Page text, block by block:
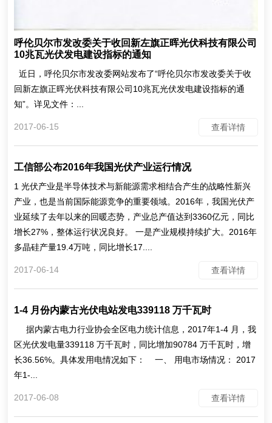
呼伦贝尔市发改委关于收回新左旗正晖光伏科技有限公司
10兆瓦光伏发电建设指标的通知
近日，呼伦贝尔市发改委网站发布了“呼伦贝尔市发改委关于收
回新左旗正晖光伏科技有限公司10兆瓦光伏发电建设指标的通
知”。详见文件：...
2017-06-15 查看详情
工信部公布2016年我国光伏产业运行情况
1 光伏产业是半导体技术与新能源需求相结合产生的战略性新兴
产业，也是当前国际能源竞争的重要领域。2016年，我国光伏产
业延续了去年以来的回暖态势，产业总产值达到3360亿元，同比
增长27%，整体运行状况良好。 一是产业规模持续扩大。2016年
多晶硅产量19.4万吨，同比增长17....
2017-06-14 查看详情
1-4 月份内蒙古光伏电站发电339118 万千瓦时
据内蒙古电力行业协会全区电力统计信息，2017年1-4 月，我
区光伏发电量339118 万千瓦时，同比增加90784 万千瓦时，增
长36.56%。具体发用电情况如下： 一、 用电市场情况： 2017
年1-...
2017-06-08 查看详情